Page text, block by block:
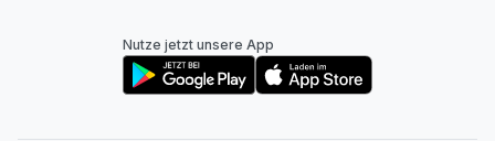
Nutze jetzt unsere App